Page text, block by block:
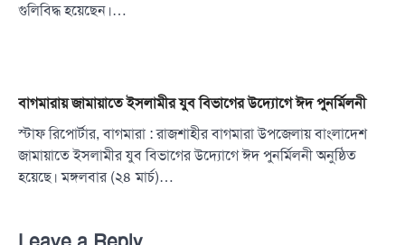
গুলিবিদ্ধ হয়েছেন।…
বাগমারায় জামায়াতে ইসলামীর যুব বিভাগের উদ্যোগে ঈদ পুনর্মিলনী
স্টাফ রিপোর্টার, বাগমারা : রাজশাহীর বাগমারা উপজেলায় বাংলাদেশ
জামায়াতে ইসলামীর যুব বিভাগের উদ্যোগে ঈদ পুনর্মিলনী অনুষ্ঠিত
হয়েছে। মঙ্গলবার (২৪ মার্চ)…